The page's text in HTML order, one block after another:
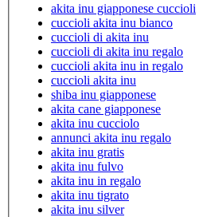
akita inu giapponese cuccioli
cuccioli akita inu bianco
cuccioli di akita inu
cuccioli di akita inu regalo
cuccioli akita inu in regalo
cuccioli akita inu
shiba inu giapponese
akita cane giapponese
akita inu cucciolo
annunci akita inu regalo
akita inu gratis
akita inu fulvo
akita inu in regalo
akita inu tigrato
akita inu silver